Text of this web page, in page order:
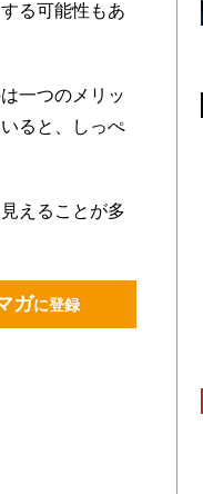
る可能性もあ
一つのメリッ
ると、しっぺ
えることが多
ガに登録